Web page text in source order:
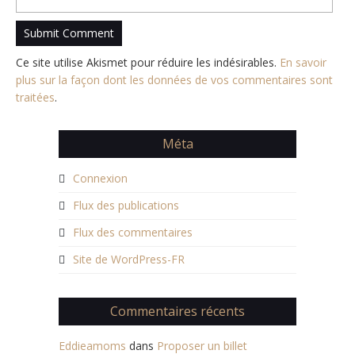
Ce site utilise Akismet pour réduire les indésirables. En savoir
plus sur la façon dont les données de vos commentaires sont
traitées.
Méta
Connexion
Flux des publications
Flux des commentaires
Site de WordPress-FR
Commentaires récents
Eddieamoms dans Proposer un billet